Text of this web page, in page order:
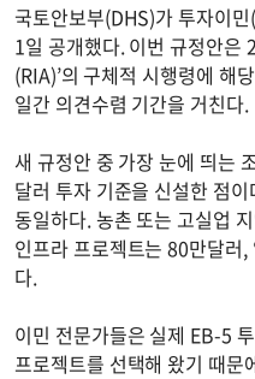
국토안보부(DHS)가 투자이
1일 공개했다. 이번 규정안은
(RIA)’의 구체적 시행령에 해
일간 의견수렴 기간을 거친다.
새 규정안 중 가장 눈에 띄는
달러 투자 기준을 신설한 점
동일하다. 농촌 또는 고실업
인프라 프로젝트는 80만달러
다.
이민 전문가들은 실제 EB-5
프로젝트를 선택해 왔기 때